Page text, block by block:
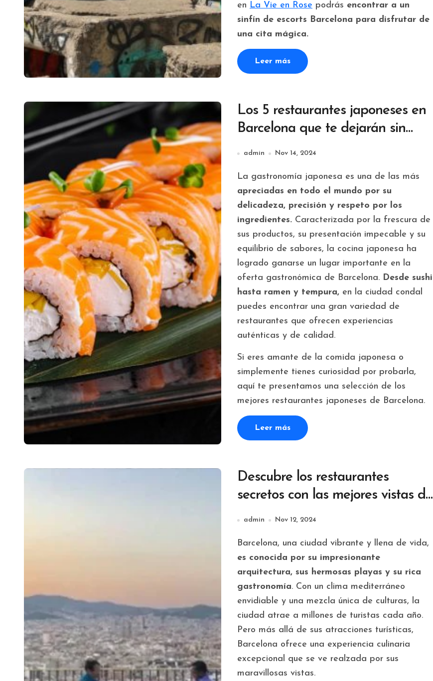
en La Vie en Rose podrás encontrar a un
sinfín de escorts Barcelona para disfrutar de
una cita mágica.
Leer más
Los 5 restaurantes japoneses en
Barcelona que te dejarán sin
aliento
admin Nov 14, 2024
La gastronomía japonesa es una de las más
apreciadas en todo el mundo por su
delicadeza, precisión y respeto por los
ingredientes. Caracterizada por la frescura de
sus productos, su presentación impecable y su
equilibrio de sabores, la cocina japonesa ha
logrado ganarse un lugar importante en la
oferta gastronómica de Barcelona. Desde sushi
hasta ramen y tempura, en la ciudad condal
puedes encontrar una gran variedad de
restaurantes que ofrecen experiencias
auténticas y de calidad.
Si eres amante de la comida japonesa o
simplemente tienes curiosidad por probarla,
aquí te presentamos una selección de los
mejores restaurantes japoneses de Barcelona.
Leer más
Descubre los restaurantes
secretos con las mejores vistas de
Barcelona
admin Nov 12, 2024
Barcelona, una ciudad vibrante y llena de vida,
es conocida por su impresionante
arquitectura, sus hermosas playas y su rica
gastronomía. Con un clima mediterráneo
envidiable y una mezcla única de culturas, la
ciudad atrae a millones de turistas cada año.
Pero más allá de sus atracciones turísticas,
Barcelona ofrece una experiencia culinaria
excepcional que se ve realzada por sus
maravillosas vistas.